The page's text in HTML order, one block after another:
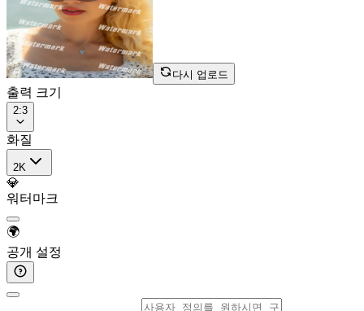
다시 업로드
출력 크기
2:3
화질
2K
💎
워터마크
🌍
공개 설정